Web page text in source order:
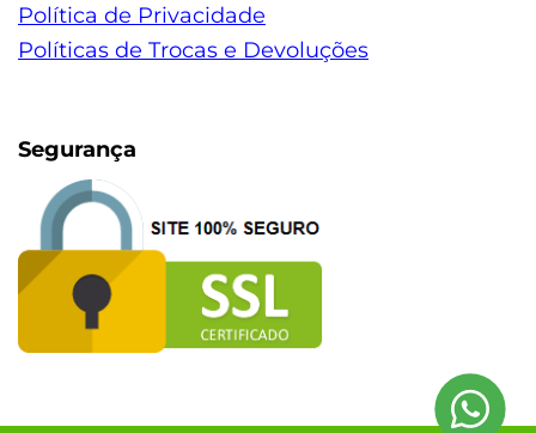
Política de Privacidade
Políticas de Trocas e Devoluções
Segurança